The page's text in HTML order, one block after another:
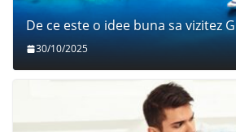
De ce este o idee buna sa vizitez
30/10/2025